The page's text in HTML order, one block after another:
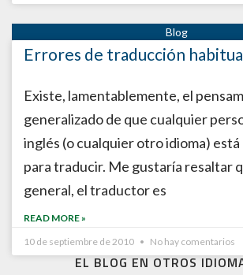
EL BLOG EN OTROS
Errores de traducción
Existe, lamentablemente, el
generalizado de que cualquier
inglés (o cualquier otro idioma)
para traducir. Me gustaría resaltar
general, el traductor es
READ MORE »
10 de septiembre de 2010
No hay comentarios